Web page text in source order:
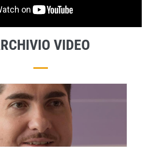
VIDEO